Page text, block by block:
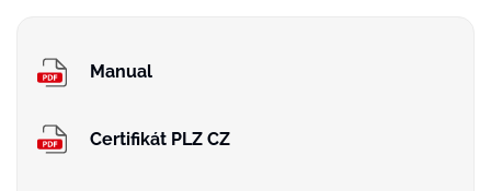
Manual
Certifikát PLZ CZ